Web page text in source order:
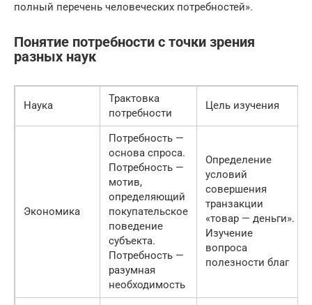
полный перечень человеческих потребностей».
Понятие потребности с точки зрения
разных наук
Наука
Трактовка
потребности
Цель изучения
Экономика
Потребность —
основа спроса.
Потребность —
мотив,
определяющий
покупательское
поведение
субъекта.
Потребность —
разумная
необходимость
Определение
условий
совершения
транзакции
«товар — деньги».
Изучение
вопроса
полезности благ